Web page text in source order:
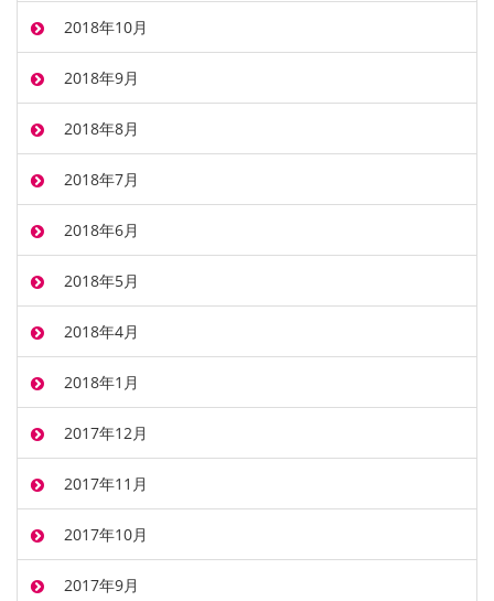
2018年10月
2018年9月
2018年8月
2018年7月
2018年6月
2018年5月
2018年4月
2018年1月
2017年12月
2017年11月
2017年10月
2017年9月